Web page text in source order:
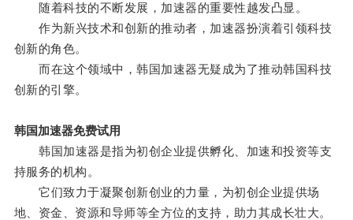
随着科技的不断发展，加速器的重要性越发凸显。
作为新兴技术和创新的推动者，加速器扮演着引领科技
创新的角色。
而在这个领域中，韩国加速器无疑成为了推动韩国科技
创新的引擎。
韩国加速器免费试用
韩国加速器是指为初创企业提供孵化、加速和投资等支
持服务的机构。
它们致力于凝聚创新创业的力量，为初创企业提供场
地、资金、资源和导师等全方位的支持，助力其成长壮大。